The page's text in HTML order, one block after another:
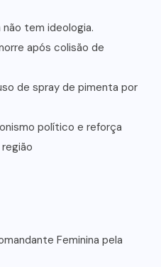
não tem ideologia.
após colisão de
de spray de pimenta por
político e reforça
Feminina pela